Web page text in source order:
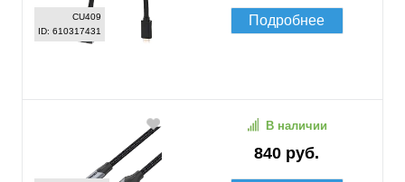
CU409
ID: 610317431
Подробнее
840 руб.
В наличии